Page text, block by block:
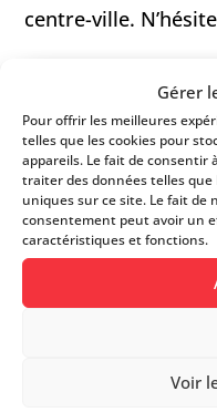
Gérer
Pour offrir les meilleures
telles que les cookies pour
appareils. Le fait de consentir
traiter des données telles
uniques sur ce site. Le fait de
consentement peut avoir un
caractéristiques et fonctions.
Voir
centre-ville.
FICHE
Site web
021 811 45 30